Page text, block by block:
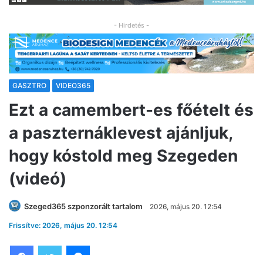
- Hirdetés -
GASZTRO VIDEO365
Ezt a camembert-es főételt és
a paszternáklevest ajánljuk,
hogy kóstold meg Szegeden
(videó)
Szeged365 szponzorált tartalom 2026, május 20. 12:54
Frissítve: 2026, május 20. 12:54